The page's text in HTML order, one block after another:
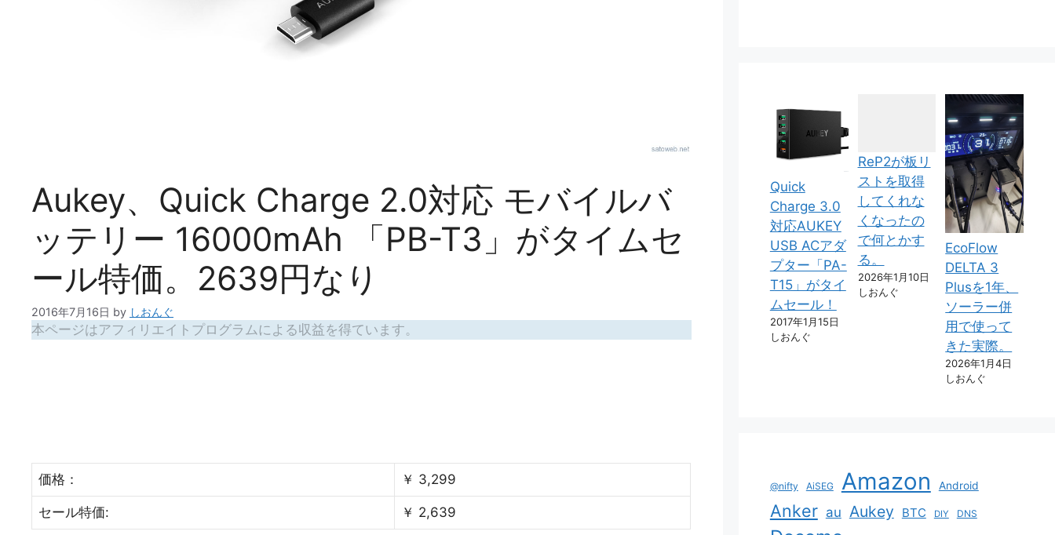
Aukey、Quick Charge 2.0対応 モバイルバ
ッテリー 16000mAh 「PB-T3」がタイムセ
ール特価。2639円なり
2016年7月16日 by しおんぐ
本ページはアフィリエイトプログラムによる収益を得ています。
価格： ￥ 3,299
セール特価: ￥ 2,639
Quick
Charge 3.0
対応AUKEY
USB ACアダ
プター「PA-
T15」がタイ
ムセール！
2017年1月15日
しおんぐ
ReP2が板リ
ストを取得
してくれな
くなったの
で何とかす
る。
2026年1月10日
しおんぐ
EcoFlow
DELTA 3
Plusを1年、
ソーラー併
用で使って
きた実際。
2026年1月4日
しおんぐ
@nifty AiSEG Amazon Android
Anker au Aukey BTC DIY DNS